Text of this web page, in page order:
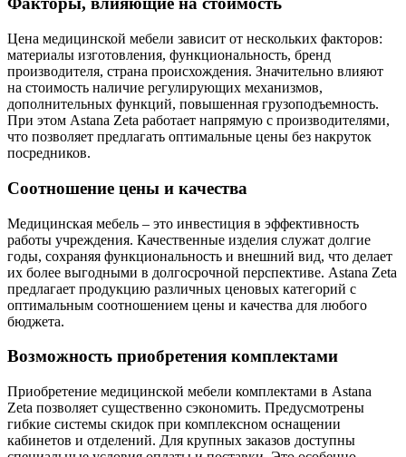
Цена медицинской мебели зависит от нескольких факторов:
материалы изготовления, функциональность, бренд
производителя, страна происхождения. Значительно влияют
на стоимость наличие регулирующих механизмов,
дополнительных функций, повышенная грузоподъемность.
При этом Astana Zeta работает напрямую с производителями,
что позволяет предлагать оптимальные цены без накруток
посредников.
Соотношение цены и качества
Медицинская мебель – это инвестиция в эффективность
работы учреждения. Качественные изделия служат долгие
годы, сохраняя функциональность и внешний вид, что делает
их более выгодными в долгосрочной перспективе. Astana Zeta
предлагает продукцию различных ценовых категорий с
оптимальным соотношением цены и качества для любого
бюджета.
Возможность приобретения комплектами
Приобретение медицинской мебели комплектами в Astana
Zeta позволяет существенно сэкономить. Предусмотрены
гибкие системы скидок при комплексном оснащении
кабинетов и отделений. Для крупных заказов доступны